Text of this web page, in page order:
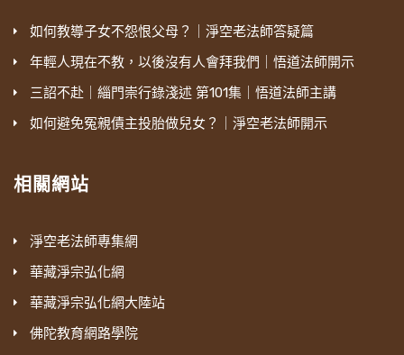
如何教導子女不怨恨父母？｜淨空老法師答疑篇
年輕人現在不教，以後沒有人會拜我們｜悟道法師開示
三詔不赴｜緇門崇行錄淺述 第101集｜悟道法師主講
如何避免冤親債主投胎做兒女？｜淨空老法師開示
相關網站
淨空老法師專集網
華藏淨宗弘化網
華藏淨宗弘化網大陸站
佛陀教育網路學院